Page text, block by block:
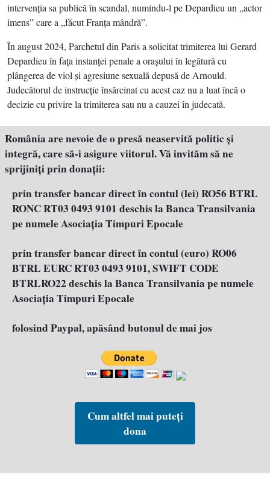
intervenţia sa publică în scandal, numindu-l pe Depardieu un „actor
imens” care a „făcut Franţa mândră”.
În august 2024, Parchetul din Paris a solicitat trimiterea lui Gerard
Depardieu în faţa instanţei penale a oraşului în legătură cu
plângerea de viol şi agresiune sexuală depusă de Arnould.
Judecătorul de instrucţie însărcinat cu acest caz nu a luat încă o
decizie cu privire la trimiterea sau nu a cauzei în judecată.
România are nevoie de o presă neaservită politic şi
integră, care să-i asigure viitorul. Vă invităm să ne
sprijiniţi prin donaţii:
prin transfer bancar direct în contul (lei) RO56 BTRL
RONC RT03 0493 9101 deschis la Banca Transilvania
pe numele Asociația Timpuri Epocale
prin transfer bancar direct în contul (euro) RO06
BTRL EURC RT03 0493 9101, SWIFT CODE
BTRLRO22 deschis la Banca Transilvania pe numele
Asociația Timpuri Epocale
folosind Paypal, apăsând butonul de mai jos
Cum altfel mai puteți
dona